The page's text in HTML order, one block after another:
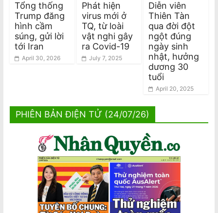
Tổng thống
Trump đăng
hình cầm
súng, gửi lời
tới Iran
April 30, 2026
Phát hiện
virus mới ở
TQ, từ loài
vật nghi gây
ra Covid-19
July 7, 2025
Diễn viên
Thiên Tàn
qua đời đột
ngột đúng
ngày sinh
nhật, hưởng
dương 30
tuổi
April 20, 2025
PHIÊN BẢN ĐIỆN TỬ (24/07/26)